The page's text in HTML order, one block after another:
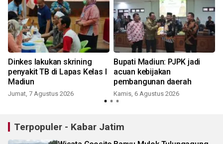
Dinkes lakukan skrining
penyakit TB di Lapas Kelas I
Madiun
Jumat, 7 Agustus 2026
Bupati Madiun: PJPK jadi
acuan kebijakan
pembangunan daerah
Kamis, 6 Agustus 2026
Terpopuler - Kabar Jatim